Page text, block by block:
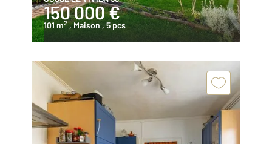
150 000 €
101 m2 , Maison , 5 pcs